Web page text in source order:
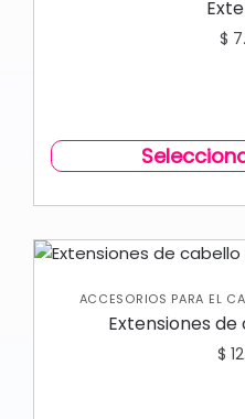
$
ACCESORIOS PARA EL
Extensiones
$